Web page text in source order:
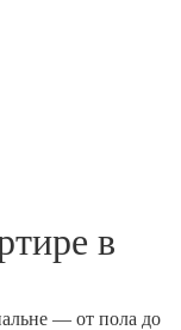
в
— от пола до